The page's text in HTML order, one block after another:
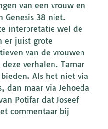
van een vrouw en
Genesis 38 niet.
interpretatie wel de
er juist grote
van de vrouwen
verhalen. Tamar
Als het niet via
dan maar via Jehoeda
Potifar dat Joseef
commentaar bij